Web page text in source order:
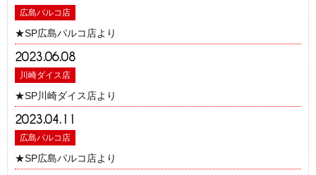
広島パルコ店
★SP広島パルコ店より
2023.06.08
川崎ダイス店
★SP川崎ダイス店より
2023.04.11
広島パルコ店
★SP広島パルコ店より